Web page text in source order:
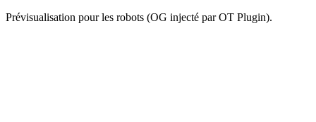
Prévisualisation pour les robots (OG injecté par OT Plugin).